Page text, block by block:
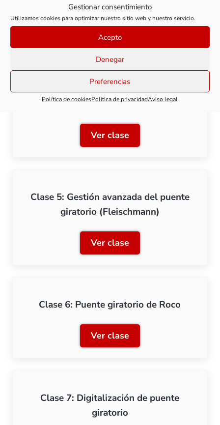
Gestionar consentimiento
Utilizamos cookies para optimizar nuestro sitio web y nuestro servicio.
Acepto
Denegar
Preferencias
Política de cookiesPolítica de privacidadAviso legal
Ver claseClase 3: Instalación del
Clase 4: Conexión eléctrica del puente
giratorio (Fleischmann)
Ver claseClase 4: Conexión
Clase 5: Gestión avanzada del puente
giratorio (Fleischmann)
Ver claseClase 5: Gestión
Clase 6: Puente giratorio de Roco
Ver claseClase 6: Puente giratorio
Clase 7: Digitalización de puente
giratorio